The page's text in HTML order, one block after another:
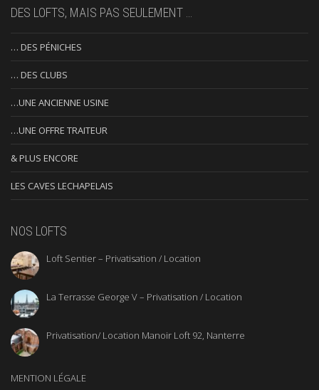
DES LOFTS, MAIS PAS SEULEMENT …
… DES PÉNICHES
… DES CLUBS
…UNE ANCIENNE USINE
…UNE OFFRE TRAITEUR
& PLUS ENCORE
LES CAVES LECHAPELAIS
NOS LOFTS
Loft Sentier – Privatisation / Location
La Terrasse George V – Privatisation / Location
Privatisation/ Location Manoir Loft 92, Nanterre
MENTION LÉGALE